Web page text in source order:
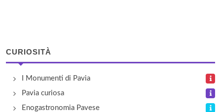
CURIOSITÀ
I Monumenti di Pavia
Pavia curiosa
Enogastronomia Pavese